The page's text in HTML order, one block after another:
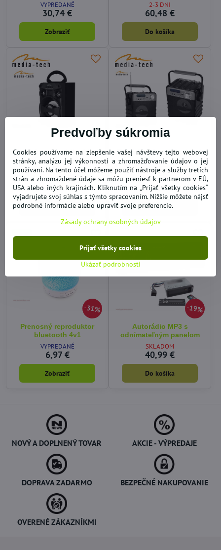
VYPREDANÉ
30,74 €
Zobraziť
2-3 DNI
60,48 €
Do košíka
Bezdrôtový multifunkčný
reproduktor Boombox BT
MT3155
SKLADOM
15,36 €
Do košíka
Bezdrôtový multifunkčný
reproduktor PartyBox
Compact BT MT3152
VYPREDANÉ
27,66 €
Zobraziť
31%
Prenosný reproduktor
bluetooth 4v1
VYPREDANÉ
6,97 €
Zobraziť
19%
Autorádio MP3 s
odnímateľným panelom
SKLADOM
40,99 €
Do košíka
NOVÝ A DOPLNENÝ TOVAR AKCIE - VÝPREDAJE
DOPRAVA ZADARMO BEZPEČNÉ NAKUPOVANIE
OVERENÉ ZÁKAZNÍKMI
Predvoľby súkromia
Cookies používame na zlepšenie vašej návštevy tejto webovej
stránky, analýzu jej výkonnosti a zhromažďovanie údajov o jej
používaní. Na tento účel môžeme použiť nástroje a služby tretích
strán a zhromaždené údaje sa môžu preniesť k partnerom v EÚ,
USA alebo iných krajinách. Kliknutím na „Prijať všetky cookies“
vyjadrujete svoj súhlas s týmto spracovaním. Nižšie môžete nájsť
podrobné informácie alebo upraviť svoje preferencie.
Zásady ochrany osobných údajov
Ukázať podrobnosti
Prijať všetky cookies